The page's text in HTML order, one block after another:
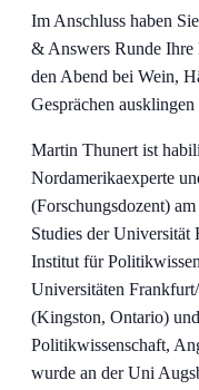
Im Anschluss haben
& Answers Runde Ihre
den Abend bei Wein,
Gesprächen ausklingen
Martin Thunert ist
Nordamerikaexperte
(Forschungsdozent)
Studies der Universität
Institut für
Universitäten
(Kingston, Ontario)
Politikwissenschaft,
wurde an der Uni